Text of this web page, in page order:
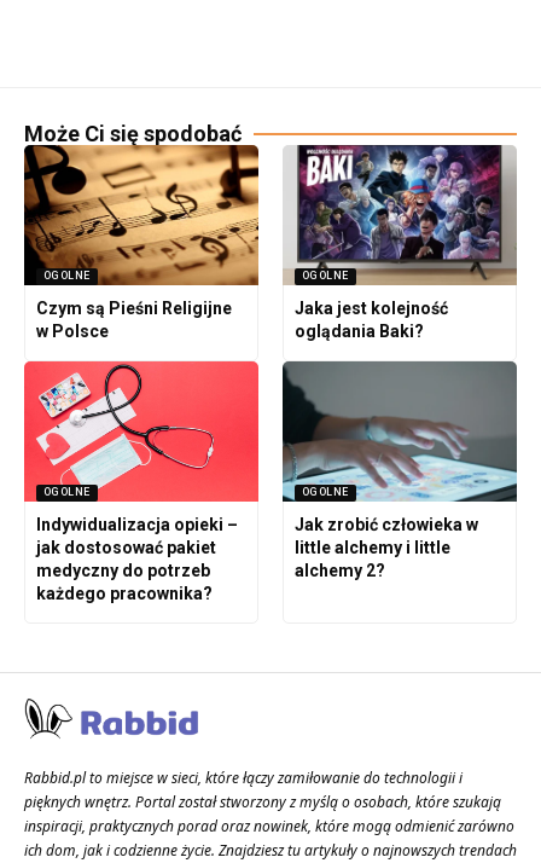
Może Ci się spodobać
OGOLNE
Czym są Pieśni Religijne
w Polsce
OGOLNE
Jaka jest kolejność
oglądania Baki?
OGOLNE
Indywidualizacja opieki –
jak dostosować pakiet
medyczny do potrzeb
każdego pracownika?
OGOLNE
Jak zrobić człowieka w
little alchemy i little
alchemy 2?
Rabbid.pl to miejsce w sieci, które łączy zamiłowanie do technologii i
pięknych wnętrz. Portal został stworzony z myślą o osobach, które szukają
inspiracji, praktycznych porad oraz nowinek, które mogą odmienić zarówno
ich dom, jak i codzienne życie. Znajdziesz tu artykuły o najnowszych trendach